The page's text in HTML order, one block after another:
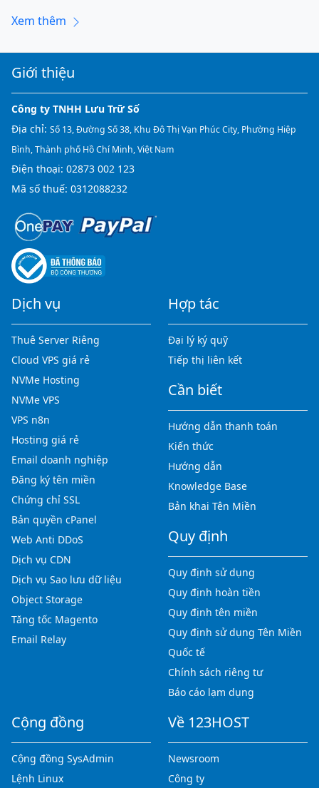
Xem thêm
Giới thiệu
Công ty TNHH Lưu Trữ Số
Địa chỉ: Số 13, Đường Số 38, Khu Đô Thị Vạn Phúc City, Phường Hiệp
Bình, Thành phố Hồ Chí Minh, Việt Nam
Điện thoại: 02873 002 123
Mã số thuế: 0312088232
Dịch vụ
Thuê Server Riêng
Cloud VPS giá rẻ
NVMe Hosting
NVMe VPS
VPS n8n
Hosting giá rẻ
Email doanh nghiệp
Đăng ký tên miền
Chứng chỉ SSL
Bản quyền cPanel
Web Anti DDoS
Dịch vụ CDN
Dịch vụ Sao lưu dữ liệu
Object Storage
Tăng tốc Magento
Email Relay
Hợp tác
Đại lý ký quỹ
Tiếp thị liên kết
Cần biết
Hướng dẫn thanh toán
Kiến thức
Hướng dẫn
Knowledge Base
Bản khai Tên Miền
Quy định
Quy định sử dụng
Quy định hoàn tiền
Quy định tên miền
Quy định sử dụng Tên Miền
Quốc tế
Chính sách riêng tư
Báo cáo lạm dụng
Cộng đồng
Cộng đồng SysAdmin
Lệnh Linux
Về 123HOST
Newsroom
Công ty